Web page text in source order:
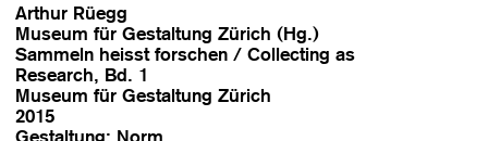
Arthur Rüegg
Museum für Gestaltung Zürich (Hg.)
Sammeln heisst forschen / Collecting as
Research, Bd. 1
Museum für Gestaltung Zürich
2015
Gestaltung: Norm